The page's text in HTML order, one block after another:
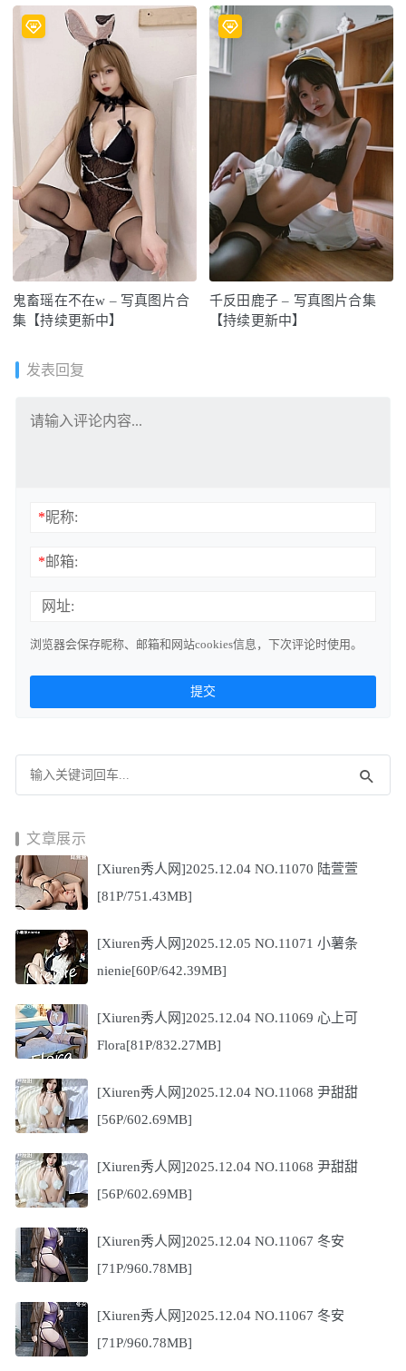
鬼畜瑶在不在w – 写真图片合
集【持续更新中】
千反田鹿子 – 写真图片合集
【持续更新中】
发表回复
*昵称:
*邮箱:
网址:
浏览器会保存昵称、邮箱和网站cookies信息，下次评论时使用。
文章展示
[Xiuren秀人网]2025.12.04 NO.11070 陆萱萱
[81P/751.43MB]
[Xiuren秀人网]2025.12.05 NO.11071 小薯条
nienie[60P/642.39MB]
[Xiuren秀人网]2025.12.04 NO.11069 心上可
Flora[81P/832.27MB]
[Xiuren秀人网]2025.12.04 NO.11068 尹甜甜
[56P/602.69MB]
[Xiuren秀人网]2025.12.04 NO.11068 尹甜甜
[56P/602.69MB]
[Xiuren秀人网]2025.12.04 NO.11067 冬安
[71P/960.78MB]
[Xiuren秀人网]2025.12.04 NO.11067 冬安
[71P/960.78MB]